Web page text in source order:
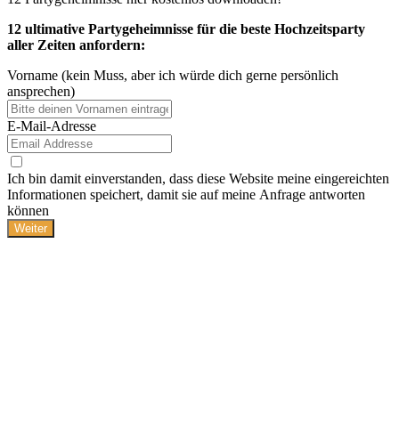
12 ultimative Partygeheimnisse für die beste Hochzeitsparty
aller Zeiten anfordern:
Vorname (kein Muss, aber ich würde dich gerne persönlich
ansprechen)
E-Mail-Adresse
Ich bin damit einverstanden, dass diese Website meine eingereichten
Informationen speichert, damit sie auf meine Anfrage antworten
können
Weiter